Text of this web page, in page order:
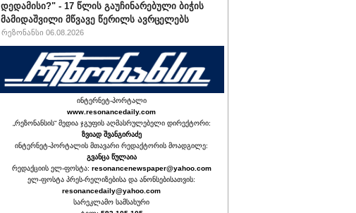
დედამისი?" - 17 წლის გაუჩინარებული ბიჭის
მამიდაშვილი მწვავე წერილს ავრცელებს
რეზონანსი 06.08.2026
ინტერნეტ-პორტალი
www.resonancedaily.com
„რეზონანსის“ მედია ჯგუფის აღმასრულებელი დირექტორი:
ზვიად შვანგირაძე
ინტერნეტ-პორტალის მთავარი რედაქტორის მოადგილე:
გვანცა წულაია
რედაქციის ელ-ფოსტა: resonancenewspaper@yahoo.com
ელ-ფოსტა პრეს-რელიზებისა და ანონსებისათვის:
resonancedaily@yahoo.com
სარეკლამო სამსახური